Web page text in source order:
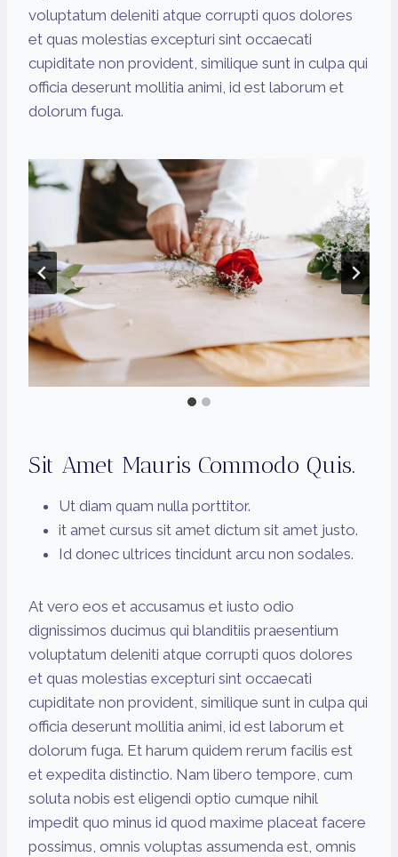
voluptatum deleniti atque corrupti quos dolores
et quas molestias excepturi sint occaecati
cupiditate non provident, similique sunt in culpa qui
officia deserunt mollitia animi, id est laborum et
dolorum fuga.
Sit Amet Mauris Commodo Quis.
Ut diam quam nulla porttitor.
it amet cursus sit amet dictum sit amet justo.
Id donec ultrices tincidunt arcu non sodales.
At vero eos et accusamus et iusto odio
dignissimos ducimus qui blanditiis praesentium
voluptatum deleniti atque corrupti quos dolores
et quas molestias excepturi sint occaecati
cupiditate non provident, similique sunt in culpa qui
officia deserunt mollitia animi, id est laborum et
dolorum fuga. Et harum quidem rerum facilis est
et expedita distinctio. Nam libero tempore, cum
soluta nobis est eligendi optio cumque nihil
impedit quo minus id quod maxime placeat facere
possimus, omnis voluptas assumenda est, omnis